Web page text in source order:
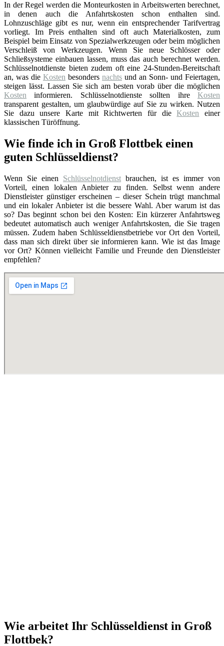
In der Regel werden die Monteurkosten in Arbeitswerten berechnet,
in denen auch die Anfahrtskosten schon enthalten sind.
Lohnzuschläge gibt es nur, wenn ein entsprechender Tarifvertrag
vorliegt. Im Preis enthalten sind oft auch Materialkosten, zum
Beispiel beim Einsatz von Spezialwerkzeugen oder beim möglichen
Verschleiß von Werkzeugen. Wenn Sie neue Schlösser oder
Schließsysteme einbauen lassen, muss das auch berechnet werden.
Schlüsselnotdienste bieten zudem oft eine 24-Stunden-Bereitschaft
an, was die Kosten besonders nachts und an Sonn- und Feiertagen,
steigen lässt. Lassen Sie sich am besten vorab über die möglichen
Kosten informieren. Schlüsselnotdienste sollten ihre Kosten
transparent gestalten, um glaubwürdige auf Sie zu wirken. Nutzen
Sie dazu unsere Karte mit Richtwerten für dieKosten einer
klassischen Türöffnung.
Wie finde ich in Groß Flottbek einen
guten Schlüsseldienst?
Wenn Sie einen Schlüsselnotdienst brauchen, ist es immer von
Vorteil, einen lokalen Anbieter zu finden. Selbst wenn andere
Dienstleister günstiger erscheinen – dieser Schein trügt manchmal
und ein lokaler Anbieter ist die bessere Wahl. Aber warum ist das
so? Das beginnt schon bei den Kosten: Ein kürzerer Anfahrtsweg
bedeutet automatisch auch weniger Anfahrtskosten, die Sie tragen
müssen. Zudem haben Schlüsseldienstbetriebe vor Ort den Vorteil,
dass man sich direkt über sie informieren kann. Wie ist das Image
vor Ort? Können vielleicht Familie und Freunde den Dienstleister
empfehlen?
Wie arbeitet Ihr Schlüsseldienst in Groß
Flottbek?